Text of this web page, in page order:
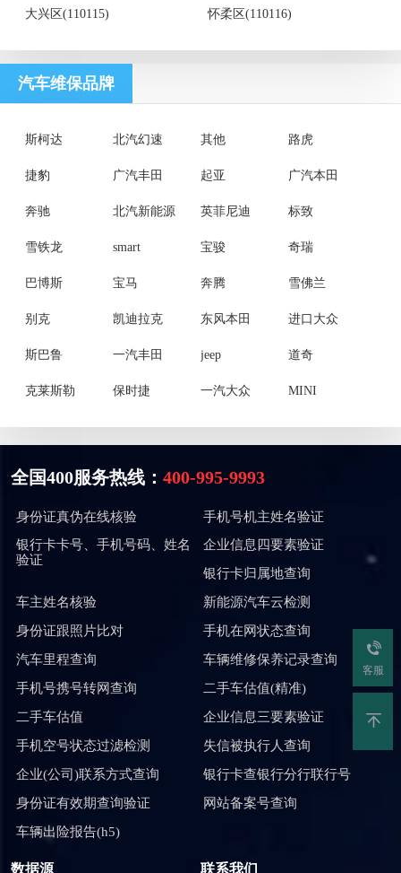
大兴区(110115) 怀柔区(110116)
汽车维保品牌
斯柯达 北汽幻速 其他 路虎
捷豹 广汽丰田 起亚 广汽本田
奔驰 北汽新能源 英菲尼迪 标致
雪铁龙 smart 宝骏 奇瑞
巴博斯 宝马 奔腾 雪佛兰
别克 凯迪拉克 东风本田 进口大众
斯巴鲁 一汽丰田 jeep 道奇
克莱斯勒 保时捷 一汽大众 MINI
全国400服务热线： 400-995-9993
身份证真伪在线核验
手机号机主姓名验证
银行卡卡号、手机号码、姓名
验证
企业信息四要素验证
银行卡归属地查询
车主姓名核验
新能源汽车云检测
身份证跟照片比对
手机在网状态查询
汽车里程查询
车辆维修保养记录查询
手机号携号转网查询
二手车估值(精准)
二手车估值
企业信息三要素验证
手机空号状态过滤检测
失信被执行人查询
企业(公司)联系方式查询
银行卡查银行分行联行号
身份证有效期查询验证
网站备案号查询
车辆出险报告(h5)
数据源 联系我们
客服